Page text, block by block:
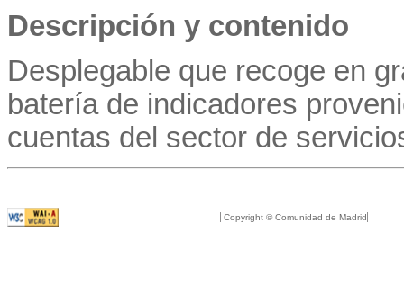
Descripción y contenido
Desplegable que recoge en
batería de indicadores
cuentas del sector de
Copyright © Comunidad de Madrid